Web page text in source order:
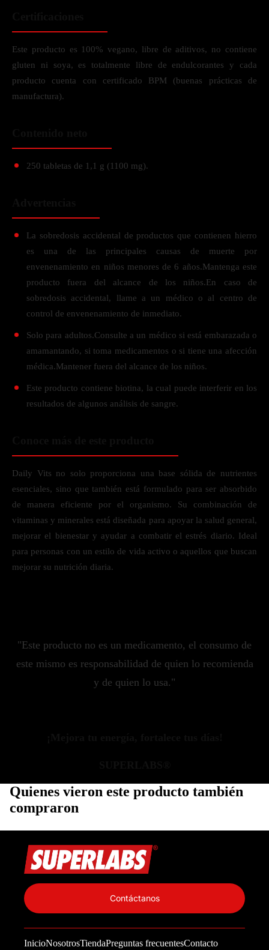
Este producto es 100% vegano, libre de aditivos, no contiene
gluten ni soya, es totalmente libre de endulcorantes y cada
producto cuenta con certificado BPM (buenas prácticas de
manufactura).
250 tabletas de 1,1 g (1100 mg).
La sobredosis accidental de productos que contienen hierro
es una de las principales causas de muerte por
envenenamiento en niños menores de 6 años.Mantenga este
producto fuera del alcance de los niños.En caso de
sobredosis accidental, llame a un médico o al centro de
control de envenenamiento de inmediato.
Solo para adultos.Consulte a un médico si está embarazada o
amamantando, si toma medicamentos o si tiene una afección
médica.Mantener fuera del alcance de los niños.
Este producto contiene biotina, la cual puede interferir en los
resultados de algunos análisis de sangre.
Daily Vits no solo proporciona una base sólida de nutrientes
esenciales, sino que también está formulado para ser absorbido
de manera eficiente por el organismo. Su combinación de
vitaminas y minerales está diseñada para apoyar la salud general,
mejorar el bienestar y ayudar a combatir el estrés diario. Ideal
para personas con un estilo de vida activo o aquellos que buscan
mejorar su nutrición diaria.
"Este producto no es un medicamento, el consumo de
este mismo es responsabilidad de quien lo recomienda
y de quien lo usa."
Quienes vieron este producto también
compraron
InicioNosotrosTiendaPreguntas frecuentesContacto
Contáctanos
Información de contacto
Política de reembolso
Términos del servicio
Política de envío